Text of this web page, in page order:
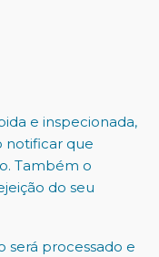
e inspecionada,
notificar que
Também o
do seu
será processado e